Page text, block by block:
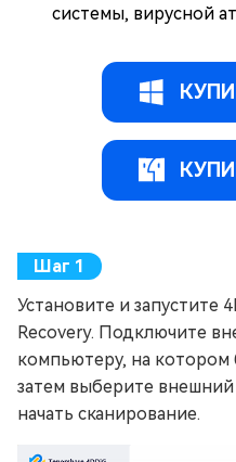
системы, вирусной
Установите и запустите
Recovery. Подключите
компьютеру, на
затем выберите
начать сканирование.